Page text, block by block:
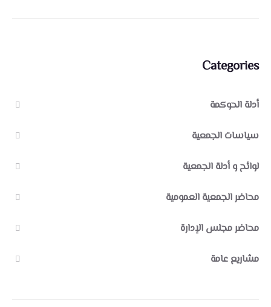
Categories
أدلة الحوكمة
سياسات الجمعية
لوائح و أدلة الجمعية
محاضر الجمعية العمومية
محاضر مجلس الإدارة
مشاريع عامة